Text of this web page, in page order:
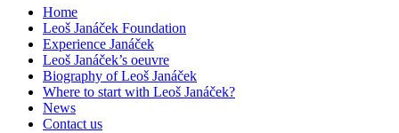
Home
Leoš Janáček Foundation
Experience Janáček
Leoš Janáček’s oeuvre
Biography of Leoš Janáček
Where to start with Leoš Janáček?
News
Contact us